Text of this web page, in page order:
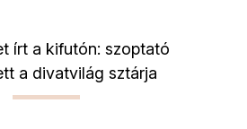
írt a kifutón: szoptató
a divatvilág sztárja